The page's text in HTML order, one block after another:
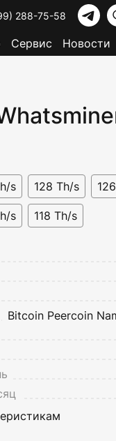
288-75-58
Сервис Новости
s 128 Th/s
s 118 Th/s
Bitcoin Peercoin